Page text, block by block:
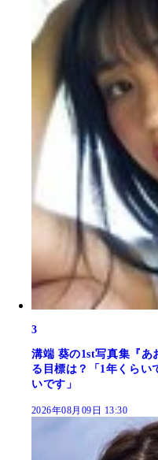
3
溝端 葵の1st写真集『
る目標は？「1年くらい
いです」
2026年08月09日 13:30